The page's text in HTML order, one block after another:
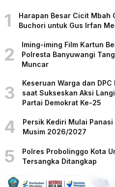
1
Harapan Besar Cicit Mbah
Buchori untuk Gus Irfan
2
Iming-iming Film Kartun
Polresta Banyuwangi
Muncar
3
Keseruan Warga dan
saat Sukseskan Aksi
Partai Demokrat Ke-25
4
Persik Kediri Mulai
Musim 2026/2027
5
Polres Probolinggo Kota
Tersangka Ditangkap